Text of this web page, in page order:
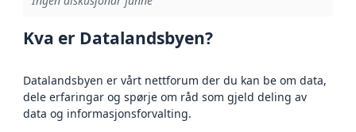
Kva er Datalandsbyen?
Datalandsbyen er vårt nettforum der du kan be om data,
dele erfaringar og spørje om råd som gjeld deling av
data og informasjonsforvalting.